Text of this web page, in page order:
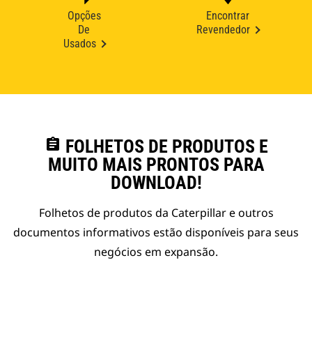
Opções
De
Usados
Encontrar
Revendedor
assignment FOLHETOS DE PRODUTOS E
MUITO MAIS PRONTOS PARA
DOWNLOAD!
Folhetos de produtos da Caterpillar e outros
documentos informativos estão disponíveis para seus
negócios em expansão.